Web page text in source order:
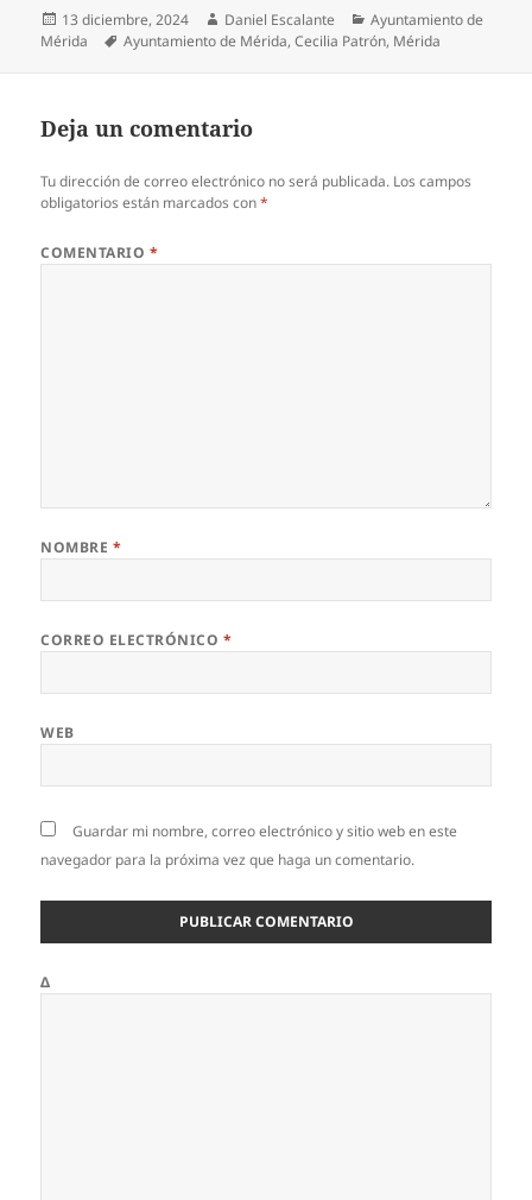
Publicado
el
13 diciembre, 2024 Autor
Daniel Escalante Categorías
Ayuntamiento de
Mérida
Etiquetas
Ayuntamiento de Mérida,Cecilia Patrón, Mérida
Deja un comentario
Tu dirección de correo electrónico no será publicada. Los campos
obligatorios están marcados con*
COMENTARIO *
NOMBRE *
CORREO ELECTRÓNICO *
WEB
Guardar mi nombre, correo electrónico y sitio web en este
navegador para la próxima vez que haga un comentario.
Δ